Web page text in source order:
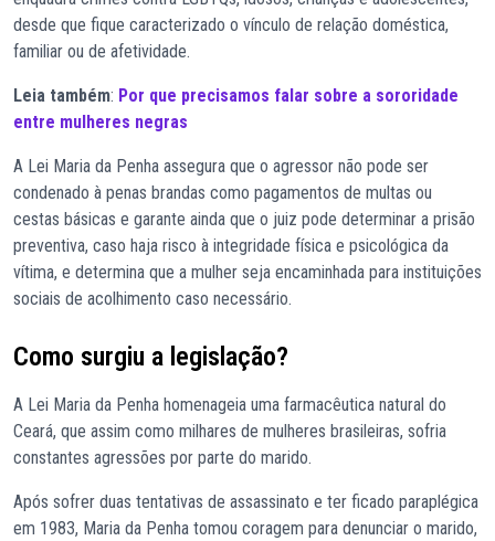
desde que fique caracterizado o vínculo de relação doméstica,
familiar ou de afetividade.
Leia também: Por que precisamos falar sobre a sororidade
entre mulheres negras
A Lei Maria da Penha assegura que o agressor não pode ser
condenado à penas brandas como pagamentos de multas ou
cestas básicas e garante ainda que o juiz pode determinar a prisão
preventiva, caso haja risco à integridade física e psicológica da
vítima, e determina que a mulher seja encaminhada para instituições
sociais de acolhimento caso necessário.
Como surgiu a legislação?
A Lei Maria da Penha homenageia uma farmacêutica natural do
Ceará, que assim como milhares de mulheres brasileiras, sofria
constantes agressões por parte do marido.
Após sofrer duas tentativas de assassinato e ter ficado paraplégica
em 1983, Maria da Penha tomou coragem para denunciar o marido,